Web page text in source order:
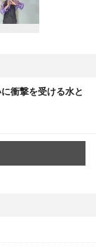
衝撃を受ける水と